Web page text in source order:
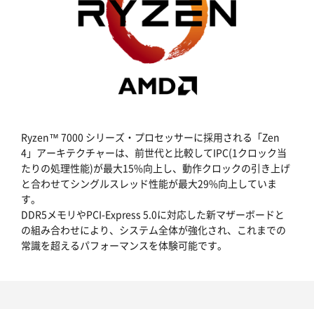
Ryzen™ 7000 シリーズ・プロセッサーに採用される「Zen
4」アーキテクチャーは、前世代と比較してIPC(1クロック当
たりの処理性能)が最大15%向上し、動作クロックの引き上げ
と合わせてシングルスレッド性能が最大29%向上していま
す。
DDR5メモリやPCI-Express 5.0に対応した新マザーボードと
の組み合わせにより、システム全体が強化され、これまでの
常識を超えるパフォーマンスを体験可能です。